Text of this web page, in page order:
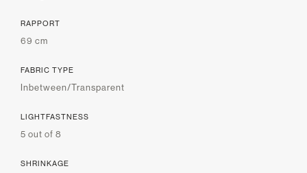
RAPPORT
69 cm
FABRIC TYPE
Inbetween/Transparent
LIGHTFASTNESS
5 out of 8
SHRINKAGE